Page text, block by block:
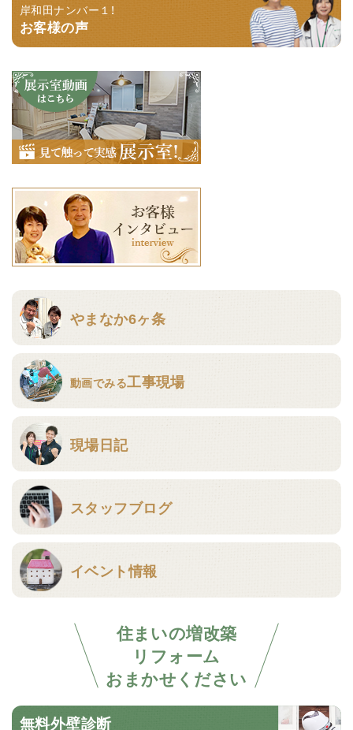
岸和田ナンバー１！
お客様の声
やまなか6ヶ条
動画でみる工事現場
現場日記
スタッフブログ
イベント情報
住まいの増改築
リフォーム
おまかせください
無料外壁診断